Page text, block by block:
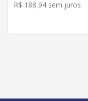
R$ 188,94 sem juros